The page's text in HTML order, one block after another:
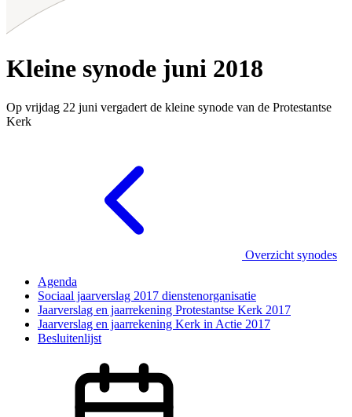
Kleine synode juni 2018
Op vrijdag 22 juni vergadert de kleine synode van de Protestantse
Kerk
Overzicht synodes
Agenda
Sociaal jaarverslag 2017 dienstenorganisatie
Jaarverslag en jaarrekening Protestantse Kerk 2017
Jaarverslag en jaarrekening Kerk in Actie 2017
Besluitenlijst